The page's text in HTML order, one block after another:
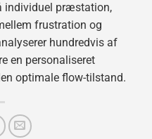
individuel præstation,
frustration og
hundredvis af
en personaliseret
optimale flow-tilstand.